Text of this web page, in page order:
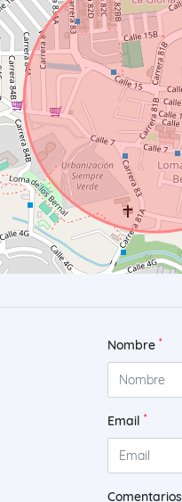
Nombre *
Email *
Comentarios